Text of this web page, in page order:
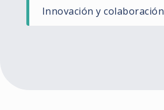
Innovación y colaboración​